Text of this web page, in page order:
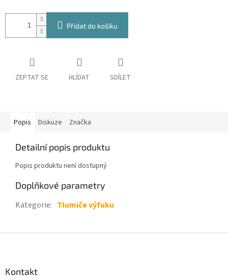
Přidat do košíku
ZEPTAT SE HLÍDAT SDÍLET
Popis Diskuze Značka
Detailní popis produktu
Popis produktu není dostupný
Doplňkové parametry
Kategorie: Tlumiče výfuku
Kontakt